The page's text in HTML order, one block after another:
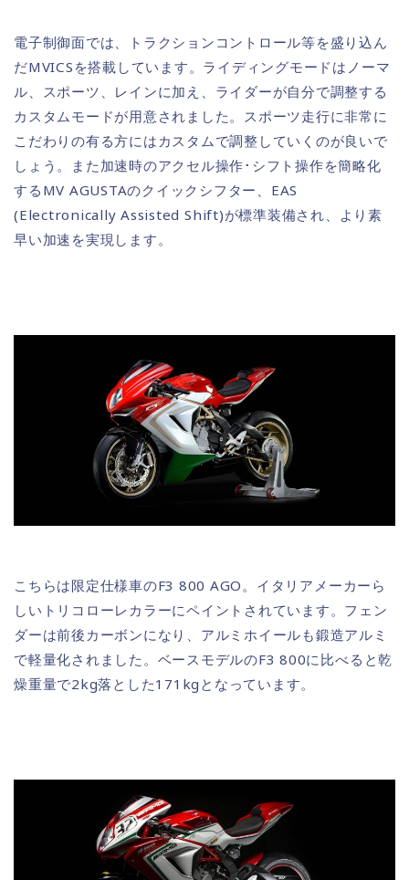
電子制御面では、トラクションコントロール等を盛り込ん
だMVICSを搭載しています。ライディングモードはノーマ
ル、スポーツ、レインに加え、ライダーが自分で調整する
カスタムモードが用意されました。スポーツ走行に非常に
こだわりの有る方にはカスタムで調整していくのが良いで
しょう。また加速時のアクセル操作･シフト操作を簡略化
するMV AGUSTAのクイックシフター、EAS
(Electronically Assisted Shift)が標準装備され、より素
早い加速を実現します。
こちらは限定仕様車のF3 800 AGO。イタリアメーカーら
しいトリコローレカラーにペイントされています。フェン
ダーは前後カーボンになり、アルミホイールも鍛造アルミ
で軽量化されました。ベースモデルのF3 800に比べると乾
燥重量で2kg落とした171kgとなっています。